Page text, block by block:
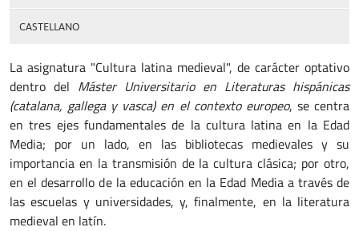
CASTELLANO
La asignatura "Cultura latina medieval", de carácter optativo
dentro del Máster Universitario en Literaturas hispánicas
(catalana, gallega y vasca) en el contexto europeo, se centra
en tres ejes fundamentales de la cultura latina en la Edad
Media; por un lado, en las bibliotecas medievales y su
importancia en la transmisión de la cultura clásica; por otro,
en el desarrollo de la educación en la Edad Media a través de
las escuelas y universidades, y, finalmente, en la literatura
medieval en latín.